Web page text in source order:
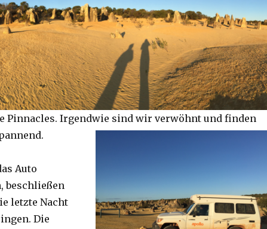
Pinnacles. Irgendwie sind wir verwöhnt und finden
Auto
beschließen
letzte Nacht
Die